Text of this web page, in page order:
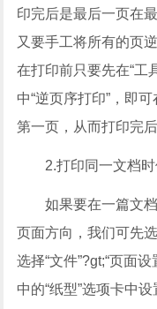
印完后是最后一页在
又要手工将所有的页
在打印前只要先在“工
中“逆页序打印”，即
第一页，从而打印完
2.打印同一文档时
如果要在一篇文档
页面方向，我们可先
选择“文件”?gt;“页面
中的“纸型”选项卡中